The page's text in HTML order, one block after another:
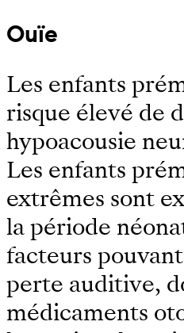
Ouïe
Les enfants
risque élevé de
hypoacousie
Les enfants
extrêmes sont
la période
facteurs
perte auditive,
médicaments